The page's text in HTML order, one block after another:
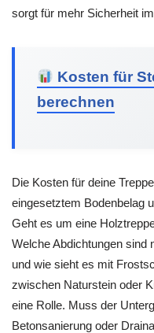
sorgt für mehr Sicherheit
Kosten für
berechnen
Die Kosten für deine
eingesetztem Bodenbelag
Geht es um eine
Welche Abdichtungen sind
und wie sieht es mit
zwischen Naturstein oder
eine Rolle. Muss der
Betonsanierung oder